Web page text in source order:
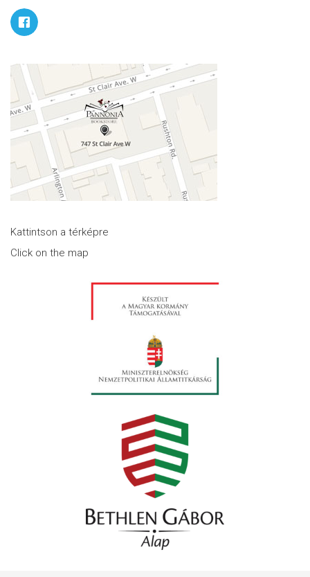
Kattintson a térképre
Click on the map